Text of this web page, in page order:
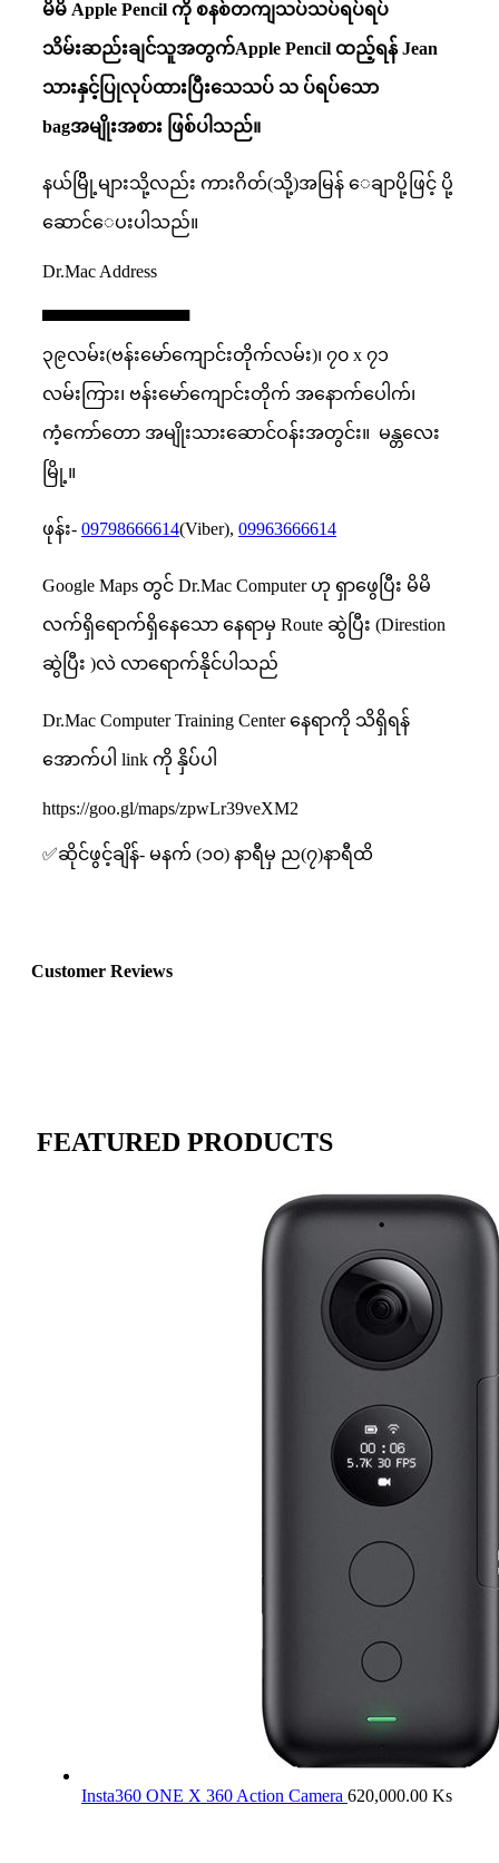
မိမိ Apple Pencil ကို စနစ်တကျသပ်သပ်ရပ်ရပ်
သိမ်းဆည်းချင်သူအတွက်Apple Pencil ထည့်ရန် Jean
သားနှင့်ပြုလုပ်ထားပြီးသေသပ် သ ပ်ရပ်သော
bagအမျိုးအစား ဖြစ်ပါသည်။
နယ်မြိို့များသို့လည်း ကားဂိတ်(သို့)အမြန် ​ေချာပို့ဖြင့် ပို့
ဆောင်​ေပးပါသည်။
Dr.Mac Address
▄▄▄▄▄▄▄▄▄▄▄▄
၃၉လမ်း(ဗန်းမော်ကျောင်းတိုက်လမ်း)၊ ၇၀ x ၇၁
လမ်းကြား၊ ဗန်းမော်ကျောင်းတိုက် အနောက်ပေါက်၊
ကံ့ကော်တော အမျိုးသားဆောင်ဝန်းအတွင်း။ မန္တလေး
မြို့။
ဖုန်း- 09798666614(Viber), 09963666614
Google Maps တွင် Dr.Mac Computer ဟု ရှာဖွေပြီး မိမိ
လက်ရှိရောက်ရှိနေသော နေရာမှ Route ဆွဲပြီး (Direstion
ဆွဲပြီး )လဲ လာရောက်နိုင်ပါသည်
Dr.Mac Computer Training Center နေရာကို သိရှိရန်
အောက်ပါ link ကို နှိပ်ပါ
https://goo.gl/maps/zpwLr39veXM2
✅ဆိုင်ဖွင့်ချိန်- မနက် (၁၀) နာရီမှ ည(၇)နာရီထိ
Customer Reviews
FEATURED PRODUCTS
Insta360 ONE X 360 Action Camera 620,000.00 Ks